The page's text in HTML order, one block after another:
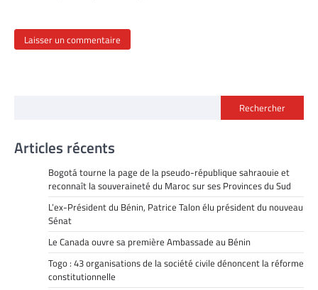
Rechercher
Articles récents
Bogotá tourne la page de la pseudo-république sahraouie et
reconnaît la souveraineté du Maroc sur ses Provinces du Sud
L’ex-Président du Bénin, Patrice Talon élu président du nouveau
Sénat
Le Canada ouvre sa première Ambassade au Bénin
Togo : 43 organisations de la société civile dénoncent la réforme
constitutionnelle